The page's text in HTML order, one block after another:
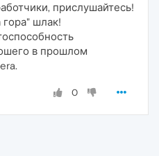
прислушайтесь!
гора" шлак!
в прошлом
0